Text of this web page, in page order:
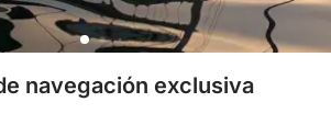
navegación exclusiva